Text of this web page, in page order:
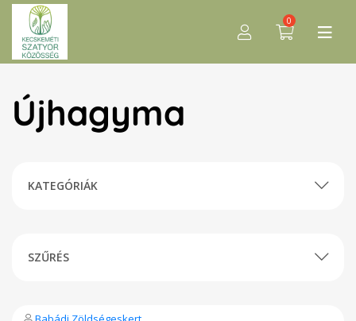
0
Újhagyma
KATEGÓRIÁK
SZŰRÉS